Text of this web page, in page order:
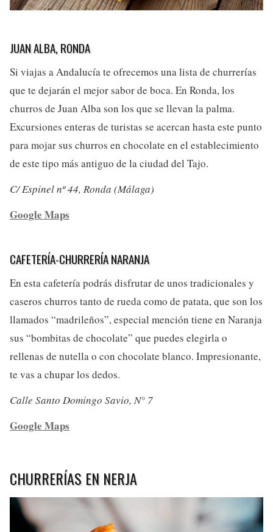
JUAN ALBA, RONDA
Si viajas a Andalucía te ofrecemos una lista de churrerías
que te dejarán el mejor sabor de boca. En Ronda, los
churros de Juan Alba son los que se llevan la palma.
Excursiones enteras de turistas se acercan hasta este punto
para mojar sus churros en chocolate en el establecimiento
de este tipo más antiguo de la ciudad del Tajo.
C/ Espinel nº 44, Ronda (Málaga)
Google Maps
CAFETERÍA-CHURRERÍA NARANJA
En esta cafetería podrás disfrutar de unos tradicionales y
caseros churros tanto de rueda como de patata, que son los
llamados “madrileños”, especial mención tiene en Naranja
sus “bombitas de chocolate” que puedes elegirla o
rellenas de nutella o con chocolate blanco. Impresionante,
te vas a chupar los dedos.
Calle Santo Domingo Savio, N° 7
Google Maps
CHURRERÍAS EN NERJA